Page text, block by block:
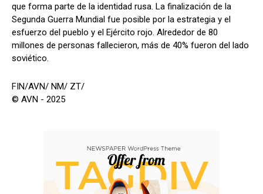
que forma parte de la identidad rusa. La finalización de la
Segunda Guerra Mundial fue posible por la estrategia y el
esfuerzo del pueblo y el Ejército rojo. Alrededor de 80
millones de personas fallecieron, más de 40% fueron del lado
soviético.
FIN/AVN/ NM/ ZT/
© AVN - 2025